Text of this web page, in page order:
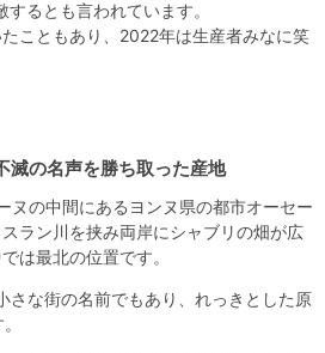
るとも言われています。
こともあり、2022年は生産者みなに笑
滅の名声を勝ち取った産地
ヌの中間にあるヨンヌ県の都市オーセー
ラン川を挟み両岸にシャブリの畑が広
は最北の位置です。
さな街の名前でもあり、れっきとした原